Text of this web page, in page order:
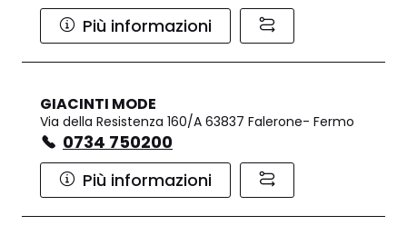
Più informazioni
GIACINTI MODE
Via della Resistenza 160/A 63837 Falerone- Fermo
0734 750200
Più informazioni